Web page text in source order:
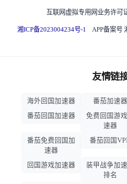
互联网虚拟专用网业务许可
湘ICP备2023004234号-1 APP备案号
友情链
海外回国加速器 番茄加速器
番茄回国加速器
免费回国游
速器
番茄免费回国加
速器
番茄回国
回国游戏加速器
装甲战争加
排名